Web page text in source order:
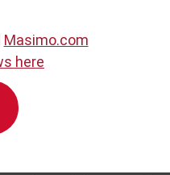
is mogelijk
uw persoonlijke
waarin u woont.
en in
wij u naar de
Masimo.com
here